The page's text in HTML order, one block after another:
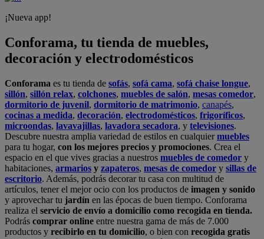
¡Nueva app!
Conforama, tu tienda de muebles,
decoración y electrodomésticos
Conforama es tu tienda de sofás, sofá cama, sofá chaise longue,
sillón, sillón relax, colchones, muebles de salón, mesas comedor,
dormitorio de juvenil, dormitorio de matrimonio, canapés,
cocinas a medida, decoración, electrodomésticos, frigoríficos,
microondas, lavavajillas, lavadora secadora, y televisiones.
Descubre nuestra amplia variedad de estilos en cualquiermuebles
para tu hogar, con los mejores precios y promociones. Crea el
espacio en el que vives gracias a nuestros muebles de comedor y
habitaciones, armarios y zapateros, mesas de comedor y sillas de
escritorio. Además, podrás decorar tu casa con multitud de
artículos, tener el mejor ocio con los productos de imagen y sonido
y aprovechar tu jardín en las épocas de buen tiempo. Conforama
realiza el servicio de envío a domicilio como recogida en tienda.
Podrás comprar online entre nuestra gama de más de 7.000
productos y recibirlo en tu domicilio, o bien con recogida gratis